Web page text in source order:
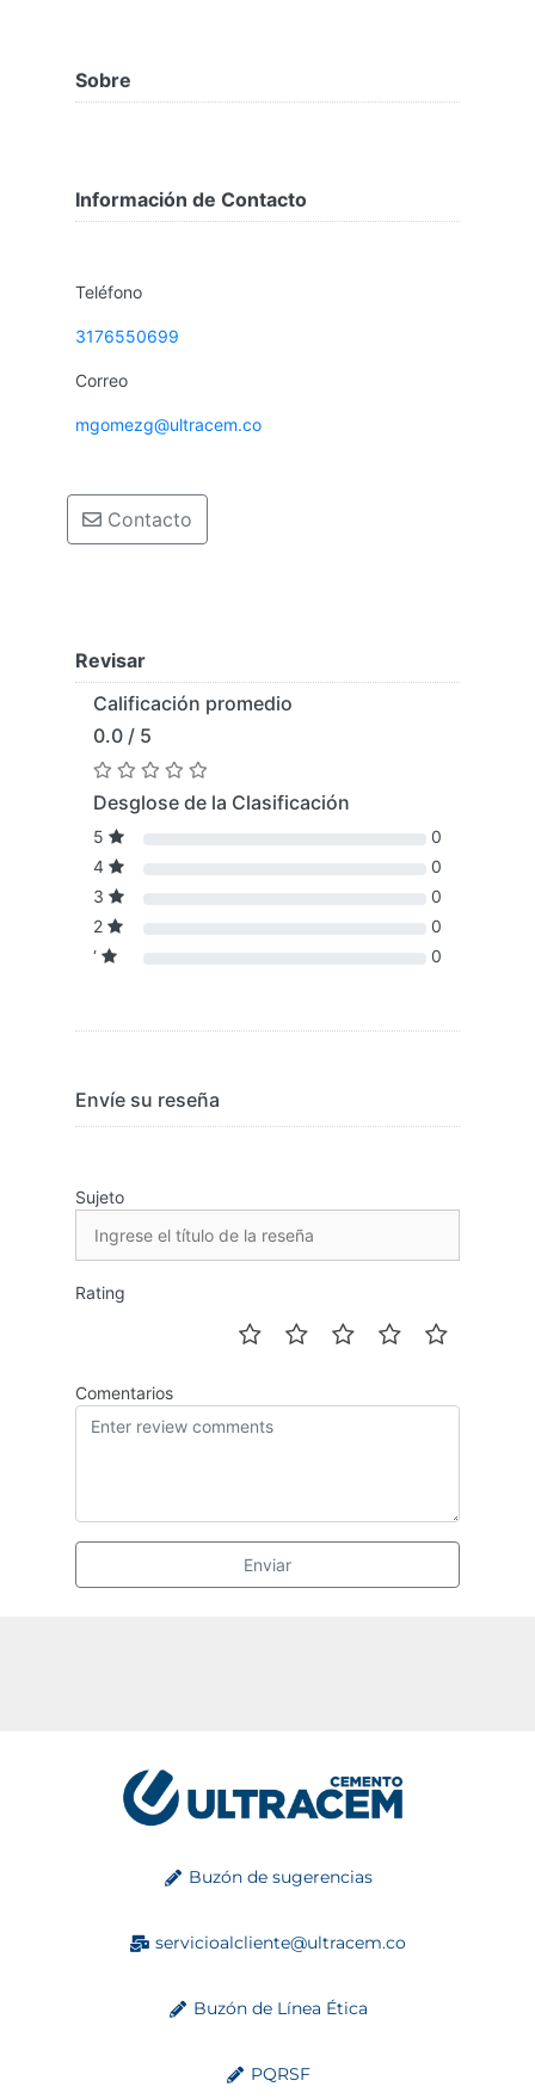
Sobre
Información de Contacto
Teléfono
3176550699
Correo
mgomezg@ultracem.co
Contacto
Revisar
Calificación promedio
0.0 / 5
Desglose de la Clasificación
5
0
4
0
3
0
2
0
‘
0
Envíe su reseña
Sujeto
Rating
Comentarios
Enviar
Buzón de sugerencias
servicioalcliente@ultracem.co
Buzón de Línea Ética
PQRSF